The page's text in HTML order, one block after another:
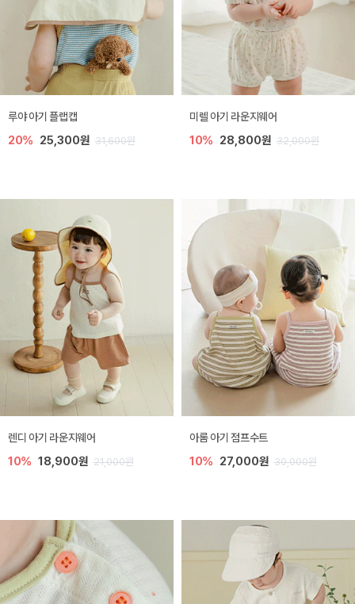
루야 아기 플랩캡
20% 25,300원 31,600원
미렐 아기 라운지웨어
10% 28,800원 32,000원
렌디 아기 라운지웨어
10% 18,900원 21,000원
아롬 아기 점프수트
10% 27,000원 30,000원